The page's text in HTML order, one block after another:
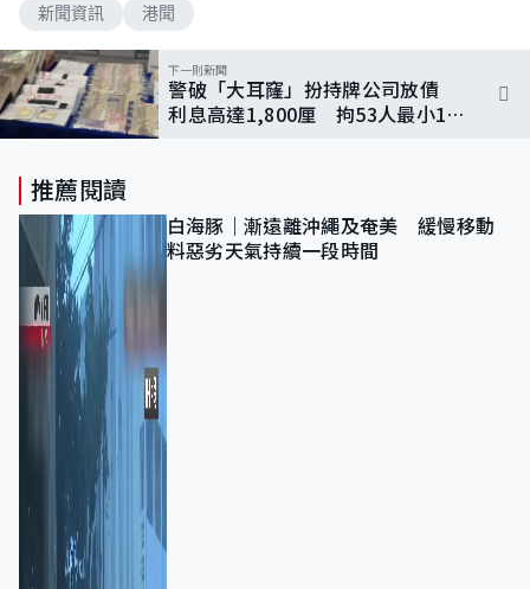
新聞資訊 港聞
下一則新聞
警破「大耳窿」扮持牌公司放債
利息高達1,800厘 拘53人最小16
推薦閱讀
白海豚｜漸遠離沖繩及奄美 緩慢移動
料惡劣天氣持續一段時間